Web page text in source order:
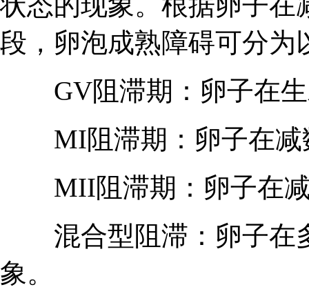
段，卵泡成熟障碍可分为
GV阻滞期：卵子在生
MI阻滞期：卵子在减
MII阻滞期：卵子在减
混合型阻滞：卵子在
象。